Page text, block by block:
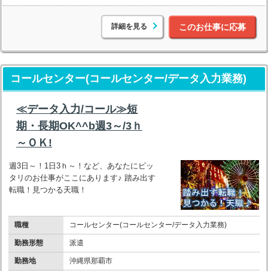
詳細を見る このお仕事に応募
コールセンター(コールセンター/データ入力業務)
≪データ入力/コール≫短
期・長期OK^^b週3～/3ｈ
～ＯＫ!
週3日～！1日3ｈ～！など、あなたにピッ
タリのお仕事がここにあります♪ 踏み出す
転職！見つかる天職！
職種 コールセンター(コールセンター/データ入力業務)
勤務形態 派遣
勤務地 沖縄県那覇市